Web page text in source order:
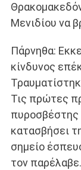
Μενιδίου να
Πάρνηθα:
κίνδυνος
Τις πρώτες
πυροσβέστης
κατασβήσει
σημείο
τον παρέλαβε.